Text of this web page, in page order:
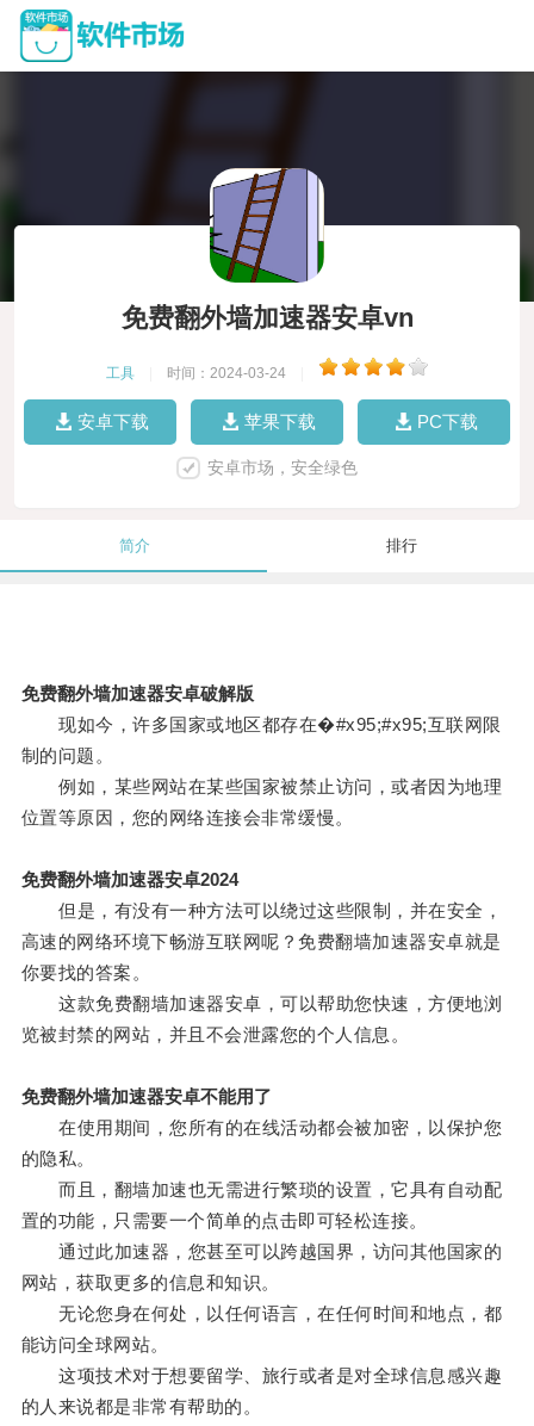
免费翻外墙加速器安卓vn
工具 时间：2024-03-24
安卓下载 苹果下载 PC下载
安卓市场，安全绿色
简介 排行
免费翻外墙加速器安卓破解版
现如今，许多国家或地区都存在�#x95;#x95;互联网限
制的问题。
例如，某些网站在某些国家被禁止访问，或者因为地理
位置等原因，您的网络连接会非常缓慢。
免费翻外墙加速器安卓2024
但是，有没有一种方法可以绕过这些限制，并在安全，
高速的网络环境下畅游互联网呢？免费翻墙加速器安卓就是
你要找的答案。
这款免费翻墙加速器安卓，可以帮助您快速，方便地浏
览被封禁的网站，并且不会泄露您的个人信息。
免费翻外墙加速器安卓不能用了
在使用期间，您所有的在线活动都会被加密，以保护您
的隐私。
而且，翻墙加速也无需进行繁琐的设置，它具有自动配
置的功能，只需要一个简单的点击即可轻松连接。
通过此加速器，您甚至可以跨越国界，访问其他国家的
网站，获取更多的信息和知识。
无论您身在何处，以任何语言，在任何时间和地点，都
能访问全球网站。
这项技术对于想要留学、旅行或者是对全球信息感兴趣
的人来说都是非常有帮助的。